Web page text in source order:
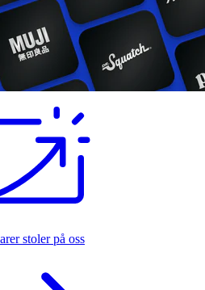
stoler på oss